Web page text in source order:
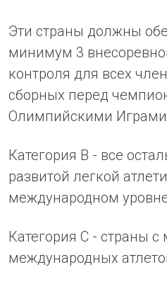
Эти страны должны
минимум 3
контроля для всех
сборных перед
Олимпийскими
Категория B - все
развитой легкой
международном
Категория С - страны
международных